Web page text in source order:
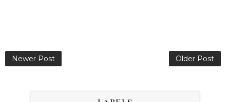
Newer Post Older Post